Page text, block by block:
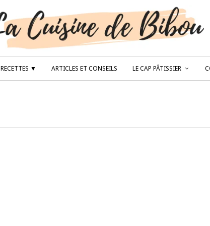
RECETTES ▼ ARTICLES ET CONSEILS LE CAP PÂTISSIER